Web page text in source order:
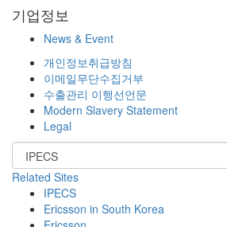
기업정보
News & Event
개인정보취급방침
이메일무단수집거부
수출관리 이행선언문
Modern Slavery Statement
Legal
Related Sites
IPECS
Ericsson in South Korea